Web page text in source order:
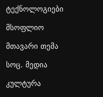
ტექნოლოგიები
მსოფლიო
მთავარი თემა
სოც. მედია
კულტურა